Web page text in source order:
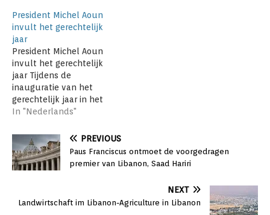
President Michel Aoun
invult het gerechtelijk
jaar
President Michel Aoun
invult het gerechtelijk
jaar Tijdens de
inauguratie van het
gerechtelijk jaar in het
Paleis van Justitie heeft
Michel Aoun gezegd dat
het hoog tijd is om de
overheid te herzien van
de systemen waarmee de
"Het is essentieel om
In "Nederlands"
PREVIOUS
Paus Franciscus ontmoet de voorgedragen
premier van Libanon, Saad Hariri
NEXT
Landwirtschaft im Libanon-Agriculture in Libanon